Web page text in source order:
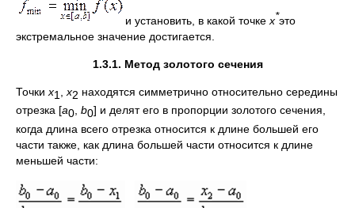
и установить, в какой точке x*это
экстремальное значение достигается.
1.3.1. Метод золотого сечения
Точки x1 x2 находятся симметрично относительно середины
отрезка [a0, b0] и делят его в пропорции золотого сечения,
когда длина всего отрезка относится к длине большей его
части также, как длина большей части относится к длине
меньшей части: